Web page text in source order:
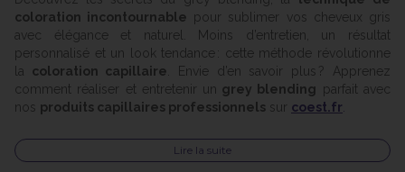
coloration incontournable pour sublimer vos cheveux gris
avec élégance et naturel. Moins d’entretien, un résultat
personnalisé et un look tendance : cette méthode révolutionne
la coloration capillaire . Envie d’en savoir plus ? Apprenez
comment réaliser et entretenir un grey blending parfait avec
nos produits capillaires professionnels sur coest.fr
Lire la suite